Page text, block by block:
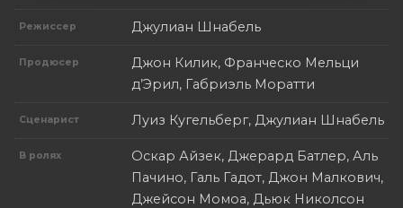
Режиссер Джулиан Шнабель
Продюсер
Джон Килик, Франческо Мельци
д’Эрил, Габриэль Моратти
Сценарист Луиз Кугельберг, Джулиан Шнабель
В ролях
Оскар Айзек, Джерард Батлер, Аль
Пачино, Галь Гадот, Джон Малкович,
Джейсон Момоа, Дьюк Николсон